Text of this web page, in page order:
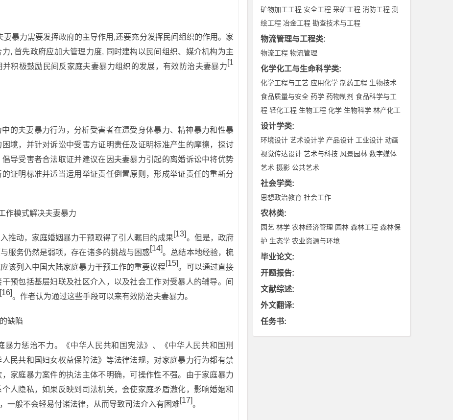
暴力需要发挥政府的主导作用,还要充分发挥民间组织的作用。家
, 首先政府应加大管理力度, 同时建构以民间组织、媒介机构为主
积极鼓励民间反家庭夫妻暴力组织的发展，有效防治夫妻暴力[1
的夫妻暴力行为，分析受害者在遭受身体暴力、精神暴力和性暴
境，并针对诉讼中受害方证明责任及证明标准产生的摩擦，探讨
导受害者合法取证并建议在因夫妻暴力引起的离婚诉讼中将优势
证明标准并适当运用举证责任倒置原则，形成举证责任的重新分
作模式解决夫妻暴力
推动，家庭婚姻暴力干预取得了引人瞩目的成果[13]。但是，政府
服务仍然是弱项，存在诸多的挑战与困惑[14]。总结本地经验，梳
该列入中国大陆家庭暴力干预工作的重要议程[15]。可以通过直接
预包括基层妇联及社区介入，以及社会工作对受暴人的辅导。间
[16]。作者认为通过这些手段可以来有效防治夫妻暴力。
缺陷
力惩治不力。《中华人民共和国宪法》、《中华人民共和国刑
民共和国妇女权益保障法》等法律法规，对家庭暴力行为都有禁
家庭暴力案件的执法主体不明确，可操作性不强。由于家庭暴力
人隐私，如果反映到司法机关，会使家庭矛盾激化，影响婚姻和
一般不会轻易付诸法律，从而导致司法介入有困难[17]。
矿物加工工程 安全工程 采矿工程 消防工程 测
绘工程 冶金工程 勘查技术与工程
物流管理与工程类:
物流工程 物流管理
化学化工与生命科学类:
化学工程与工艺 应用化学 制药工程 生物技术
食品质量与安全 药学 药物制剂 食品科学与工
程 轻化工程 生物工程 化学 生物科学 林产化工
设计学类:
环境设计 艺术设计学 产品设计 工业设计 动画
视觉传达设计 艺术与科技 风景园林 数字媒体
艺术 摄影 公共艺术
社会学类:
思想政治教育 社会工作
农林类:
园艺 林学 农林经济管理 园林 森林工程 森林保
护 生态学 农业资源与环境
毕业论文:
开题报告:
文献综述:
外文翻译:
任务书: